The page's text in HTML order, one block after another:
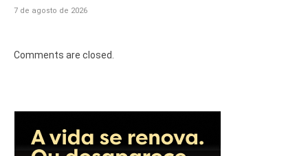
7 de agosto de 2026
Comments are closed.